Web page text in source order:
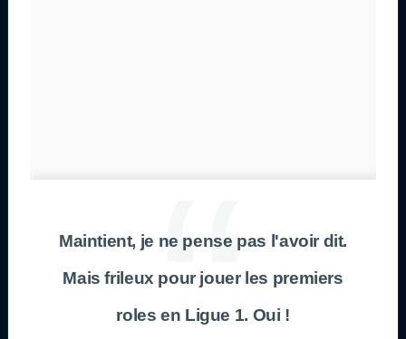
Maintient, je ne pense pas l'avoir dit.
Mais frileux pour jouer les premiers
roles en Ligue 1. Oui !